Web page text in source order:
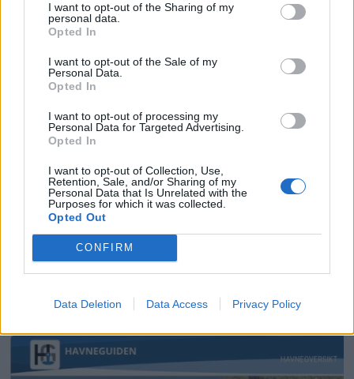
I want to opt-out of the Sharing of my
personal data.
Opted In
I want to opt-out of the Sale of my
Personal Data.
Opted In
I want to opt-out of processing my
Personal Data for Targeted Advertising.
Opted In
I want to opt-out of Collection, Use,
Retention, Sale, and/or Sharing of my
Personal Data that Is Unrelated with the
Purposes for which it was collected.
Opted Out
CONFIRM
Data Deletion Data Access Privacy Policy
Losen avviser straffeskyld
BÅTMAGASINET